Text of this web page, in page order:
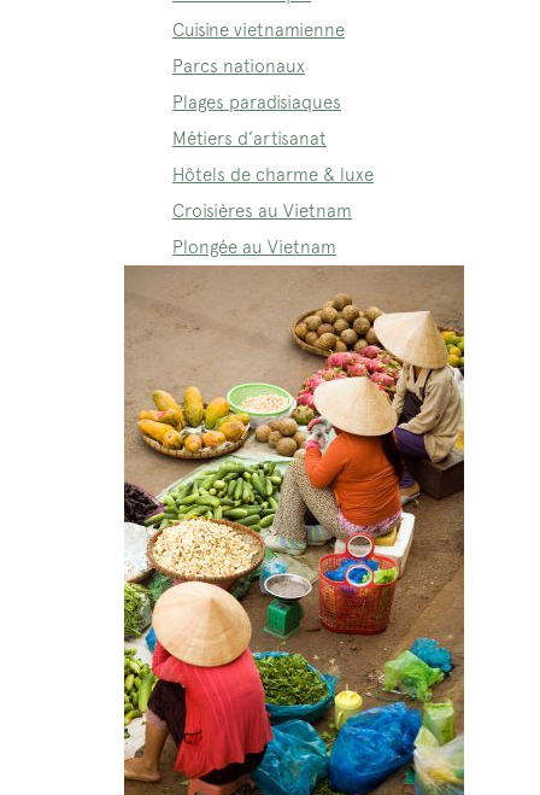
Cuisine vietnamienne
Parcs nationaux
Plages paradisiaques
Métiers d’artisanat
Hôtels de charme & luxe
Croisières au Vietnam
Plongée au Vietnam